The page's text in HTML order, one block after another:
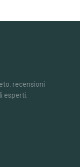
recensioni
esperti.